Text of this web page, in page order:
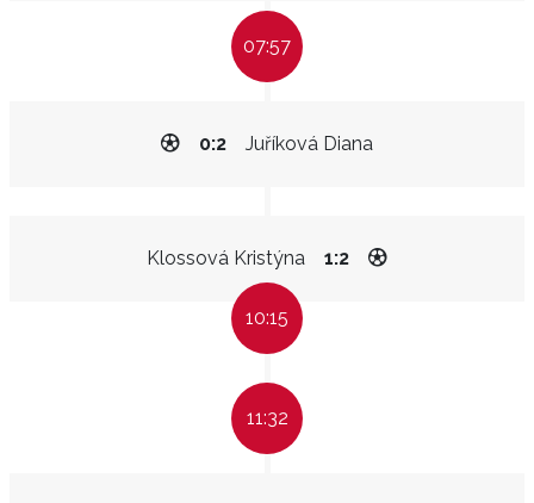
07:57
Juříková Diana
0:2
Klossová Kristýna 1:2
10:15
11:32